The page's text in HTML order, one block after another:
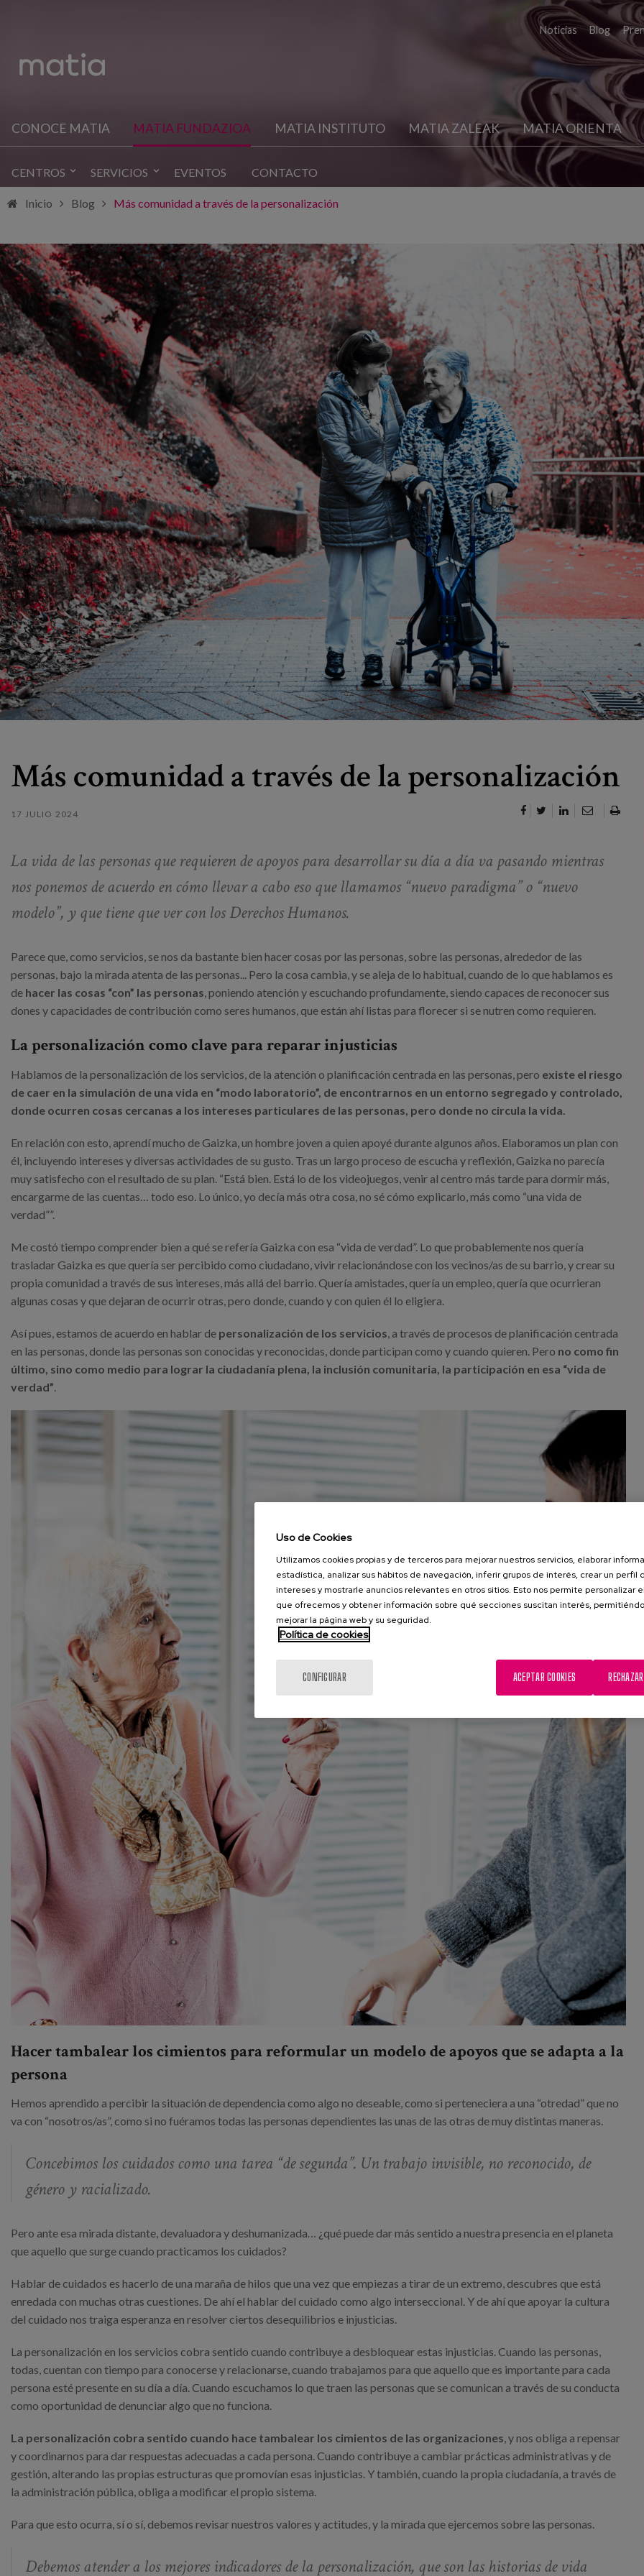
Noticias Blog
CONOCE MATIA MATIA FUNDAZIOA MATIA INSTITUTO MATIA ZALEAK MATIA ORIENTA
CENTROS SERVICIOS EVENTOS CONTACTO
Inicio Blog Más comunidad a través de la personalización
Más comunidad a través de la personalización
17 JULIO 2024
La vida de las personas que requieren de apoyos para desarrollar su día a día va pasando mientras
nos ponemos de acuerdo en cómo llevar a cabo eso que llamamos “nuevo paradigma” o “nuevo
modelo”, y que tiene que ver con los Derechos Humanos.
Parece que, como servicios, se nos da bastante bien hacer cosas por las personas, sobre las personas, alrededor de las
personas, bajo la mirada atenta de las personas... Pero la cosa cambia, y se aleja de lo habitual, cuando de lo que hablamos es
de hacer las cosas “con” las personas, poniendo atención y escuchando profundamente, siendo capaces de reconocer sus
dones y capacidades de contribución como seres humanos, que están ahí listas para florecer si se nutren como requieren.
La personalización como clave para reparar injusticias
Hablamos de la personalización de los servicios, de la atención o planificación centrada en las personas, pero existe el riesgo
de caer en la simulación de una vida en “modo laboratorio”, de encontrarnos en un entorno segregado y controlado,
donde ocurren cosas cercanas a los intereses particulares de las personas, pero donde no circula la vida.
En relación con esto, aprendí mucho de Gaizka, un hombre joven a quien apoyé durante algunos años. Elaboramos un plan con
él, incluyendo intereses y diversas actividades de su gusto. Tras un largo proceso de escucha y reflexión, Gaizka no parecía
muy satisfecho con el resultado de su plan. “Está bien. Está lo de los videojuegos, venir al centro más tarde para dormir más,
encargarme de las cuentas… todo eso. Lo único, yo decía más otra cosa, no sé cómo explicarlo, más como “una vida de
verdad””.
Me costó tiempo comprender bien a qué se refería Gaizka con esa “vida de verdad”. Lo que probablemente nos quería
trasladar Gaizka es que quería ser percibido como ciudadano, vivir relacionándose con los vecinos/as de su barrio, y crear su
propia comunidad a través de sus intereses, más allá del barrio. Quería amistades, quería un empleo, quería que ocurrieran
algunas cosas y que dejaran de ocurrir otras, pero donde, cuando y con quien él lo eligiera.
Así pues, estamos de acuerdo en hablar de personalización de los servicios , a través de procesos de planificación centrada
en las personas, donde las personas son conocidas y reconocidas, donde participan como y cuando quieren. Pero no como fin
último, sino como medio para lograr la ciudadanía plena, la inclusión comunitaria, la participación en esa “vida de
verdad”
Hacer tambalear los cimientos para reformular un modelo de apoyos que se adapta a la
persona
Hemos aprendido a percibir la situación de dependencia como algo no deseable, como si perteneciera a una “otredad” que no
va con “nosotros/as”, como si no fuéramos todas las personas dependientes las unas de las otras de muy distintas maneras.
Concebimos los cuidados como una tarea “de segunda”. Un trabajo invisible, no reconocido, de
género y racializado.
Pero ante esa mirada distante, devaluadora y deshumanizada… ¿qué puede dar más sentido a nuestra presencia en el planeta
que aquello que surge cuando practicamos los cuidados?
Hablar de cuidados es hacerlo de una maraña de hilos que una vez que empiezas a tirar de un extremo, descubres que está
enredada con muchas otras cuestiones. De ahí el hablar del cuidado como algo interseccional. Y de ahí que apoyar la cultura
del cuidado nos traiga esperanza en resolver ciertos desequilibrios e injusticias.
La personalización en los servicios cobra sentido cuando contribuye a desbloquear estas injusticias. Cuando las personas,
todas, cuentan con tiempo para conocerse y relacionarse, cuando trabajamos para que aquello que es importante para cada
persona esté presente en su día a día. Cuando escuchamos lo que traen las personas que se comunican a través de su conducta
como oportunidad de denunciar algo que no funciona.
La personalización cobra sentido cuando hace tambalear los cimientos de las organizaciones, y nos obliga a repensar
y coordinarnos para dar respuestas adecuadas a cada persona. Cuando contribuye a cambiar prácticas administrativas y de
gestión, alterando las propias estructuras que promovían esas injusticias. Y también, cuando la propia ciudadanía, a través de
la administración pública, obliga a modificar el propio sistema.
Para que esto ocurra, sí o sí, debemos revisar nuestros valores y actitudes, y la mirada que ejercemos sobre las personas.
Debemos atender a los mejores indicadores de la personalización, que son las historias de vida
Uso de Cookies
Utilizamos cookies propias y de terceros para mejorar nuestros servicios, elaborar
estadística, analizar sus hábitos de navegación, inferir grupos de interés, crear un perfil
intereses y mostrarle anuncios relevantes en otros sitios. Esto nos permite personalizar
que ofrecemos y obtener información sobre qué secciones suscitan interés,
mejorar la página web y su seguridad.
Política de cookies
CONFIGURAR ACEPTAR COOKIES